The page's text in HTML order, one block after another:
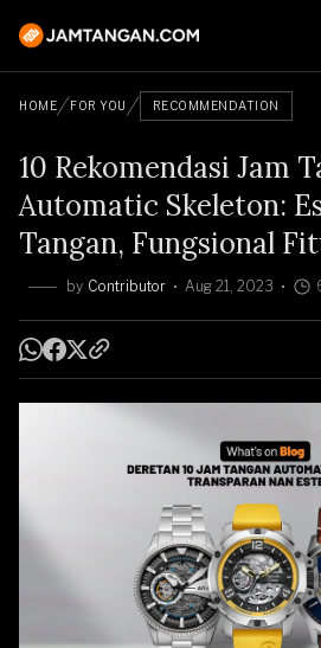
HOME FOR YOU RECOMMENDATION
10 Rekomendasi Jam
Automatic Skeleton:
Tangan, Fungsional
by Contributor Aug 21, 2023